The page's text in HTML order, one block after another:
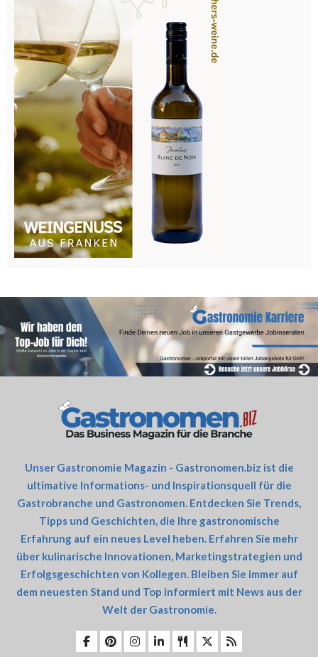
Unser Gastronomie Magazin - Gastronomen.biz ist die
ultimative Informations- und Inspirationsquell für die
Gastrobranche und Gastronomen. Entdecken Sie Trends,
Tipps und Geschichten, die Ihre gastronomische
Erfahrung auf ein neues Level heben. Erfahren Sie mehr
über kulinarische Innovationen, Marketingstrategien und
Erfolgsgeschichten von Kollegen. Bleiben Sie immer auf
dem neuesten Stand und Top informiert mit News aus der
Welt der Gastronomie.